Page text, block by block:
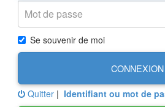
Se souvenir de moi
CONNEXION
Quitter | Identifiant ou mot de